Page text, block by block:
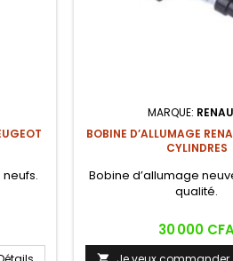
MARQUE:
BOBINE D’ALLUMAGE
CYLINDRES
Bobine d’allumage
qualité.
Prix
30 000